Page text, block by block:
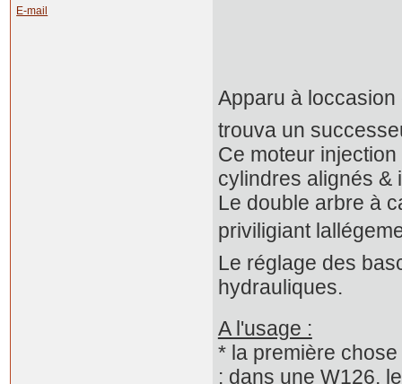
E-mail
Apparu à
trouva un
Ce moteur
cylindres alignés &
Le double arbre à
priviligiant
Le réglage des
hydrauliques.
A l'usage :
* la première
: dans une W126,